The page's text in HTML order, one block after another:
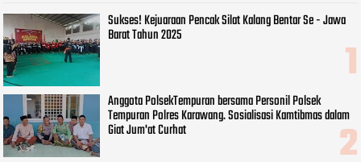
Sukses! Kejuaraan Pencak Silat Kalang Bentar Se - Jawa
Barat Tahun 2025
Anggota PolsekTempuran bersama Personil Polsek
Tempuran Polres Karawang. Sosialisasi Kamtibmas dalam
Giat Jum'at Curhat